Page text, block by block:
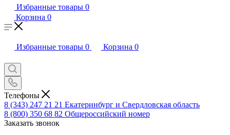
Избранные товары 0
Корзина 0
Избранные товары 0 Корзина 0
Телефоны
8 (343) 247 21 21 Екатеринбург и Свердловская область
8 (800) 350 68 82 Общероссийский номер
Заказать звонок